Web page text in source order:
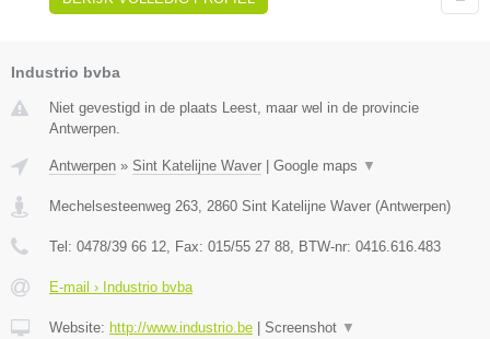
Industrio bvba
Niet gevestigd in de plaats Leest, maar wel in de provincie
Antwerpen.
Antwerpen » Sint Katelijne Waver Google maps ▼
Mechelsesteenweg 263, 2860 Sint Katelijne Waver (Antwerpen)
Tel: 0478/39 66 12, Fax: 015/55 27 88, BTW-nr: 0416.616.483
E-mail › Industrio bvba
Website: http://www.industrio.be Screenshot ▼